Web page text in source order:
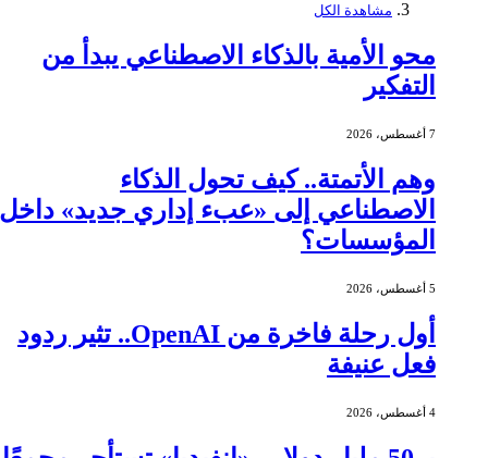
مشاهدة الكل
محو الأمية بالذكاء الاصطناعي يبدأ من
التفكير
7 أغسطس، 2026
وهم الأتمتة.. كيف تحول الذكاء
الاصطناعي إلى «عبء إداري جديد» داخل
المؤسسات؟
5 أغسطس، 2026
أول رحلة فاخرة من OpenAI.. تثير ردود
فعل عنيفة
4 أغسطس، 2026